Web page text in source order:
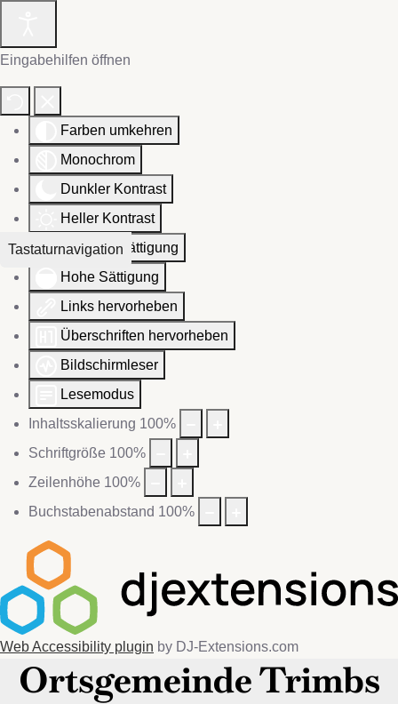
Eingabehilfen öffnen
Farben umkehren
Monochrom
Dunkler Kontrast
Heller Kontrast
Niedrige Sättigung
Hohe Sättigung
Links hervorheben
Überschriften hervorheben
Bildschirmleser
Lesemodus
Inhaltsskalierung 100%
Schriftgröße 100%
Zeilenhöhe 100%
Buchstabenabstand 100%
Web Accessibility plugin by DJ-Extensions.com
Ortsgemeinde Trimbs
Tastaturnavigation